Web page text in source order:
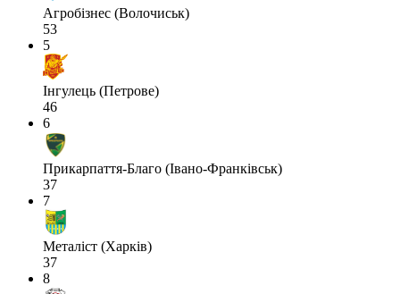
Агробізнес (Волочиськ)
53
5
Інгулець (Петрове)
46
6
Прикарпаття-Благо (Івано-Франківськ)
37
7
Металіст (Харків)
37
8